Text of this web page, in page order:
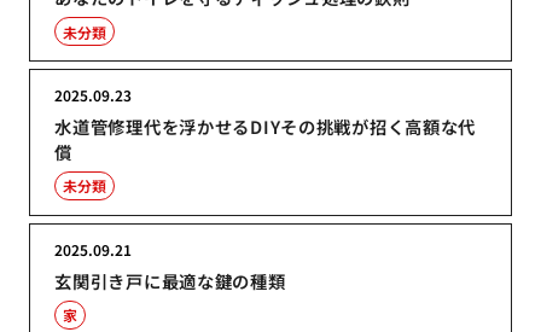
未分類
水道管修理代を浮かせるDIYその挑戦が招く高額な代
償
2025.09.23
未分類
玄関引き戸に最適な鍵の種類
2025.09.21
家